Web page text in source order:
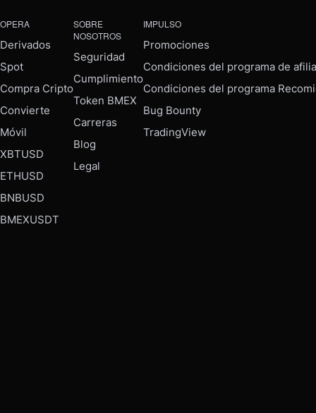
OPERA
Derivados
Spot
Compra Cripto
Convierte
Móvil
XBTUSD
ETHUSD
BNBUSD
BMEXUSDT
SOBRE
NOSOTROS
Seguridad
Cumplimiento
Token BMEX
Carreras
Blog
Legal
IMPULSO
Promociones
Condiciones del programa de
Condiciones del programa
Bug Bounty
TradingView